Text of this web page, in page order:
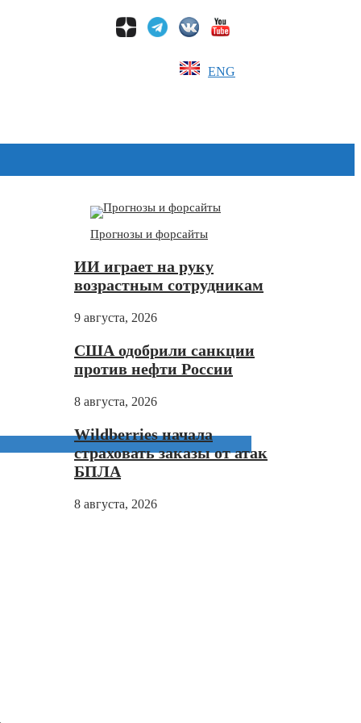
ENG
Прогнозы и форсайты
ИИ играет на руку
возрастным сотрудникам
9 августа, 2026
США одобрили санкции
против нефти России
8 августа, 2026
Wildberries начала
страховать заказы от атак
БПЛА
8 августа, 2026